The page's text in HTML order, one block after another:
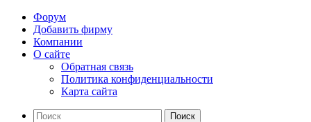
Форум
Добавить фирму
Компании
О сайте
Обратная связь
Политика конфиденциальности
Карта сайта
Поиск